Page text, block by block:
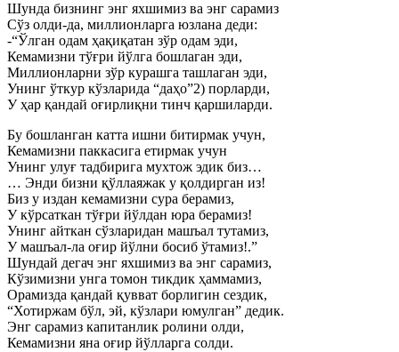
Шунда бизнинг энг яхшимиз ва энг сарамиз
Сўз олди-да, миллионларга юзлана деди:
-“Ўлган одам ҳақиқатан зўр одам эди,
Кемамизни тўғри йўлга бошлаган эди,
Миллионларни зўр курашга ташлаган эди,
Унинг ўткур кўзларида “даҳо”2) порларди,
У ҳар қандай оғирлиқни тинч қаршиларди.
Бу бошланган катта ишни битирмак учун,
Кемамизни паккасига етирмак учун
Унинг улуғ тадбирига мухтож эдик биз…
… Энди бизни қўллаяжак у қолдирган из!
Биз у издан кемамизни сура берамиз,
У кўрсаткан тўғри йўлдан юра берамиз!
Унинг айткан сўзларидан машъал тутамиз,
У машъал-ла оғир йўлни босиб ўтамиз!.”
Шундай дегач энг яхшимиз ва энг сарамиз,
Кўзимизни унга томон тикдик ҳаммамиз,
Орамизда қандай қувват борлигин сездик,
“Хотиржам бўл, эй, кўзлари юмулган” дедик.
Энг сарамиз капитанлик ролини олди,
Кемамизни яна оғир йўлларга солди.